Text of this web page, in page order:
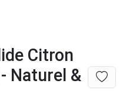
Citron
Naturel &